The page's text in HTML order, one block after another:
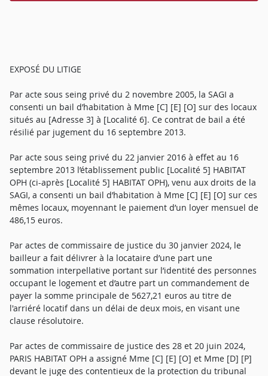
EXPOSÉ DU LITIGE
Par acte sous seing privé du 2 novembre 2005, la SAGI a
consenti un bail d’habitation à Mme [C] [E] [O] sur des locaux
situés au [Adresse 3] à [Localité 6]. Ce contrat de bail a été
résilié par jugement du 16 septembre 2013.
Par acte sous seing privé du 22 janvier 2016 à effet au 16
septembre 2013 l’établissement public [Localité 5] HABITAT
OPH (ci-après [Localité 5] HABITAT OPH), venu aux droits de la
SAGI, a consenti un bail d’habitation à Mme [C] [E] [O] sur ces
mêmes locaux, moyennant le paiement d’un loyer mensuel de
486,15 euros.
Par actes de commissaire de justice du 30 janvier 2024, le
bailleur a fait délivrer à la locataire d’une part une
sommation interpellative portant sur l’identité des personnes
occupant le logement et d’autre part un commandement de
payer la somme principale de 5627,21 euros au titre de
l'arriéré locatif dans un délai de deux mois, en visant une
clause résolutoire.
Par actes de commissaire de justice des 28 et 20 juin 2024,
PARIS HABITAT OPH a assigné Mme [C] [E] [O] et Mme [D] [P]
devant le juge des contentieux de la protection du tribunal